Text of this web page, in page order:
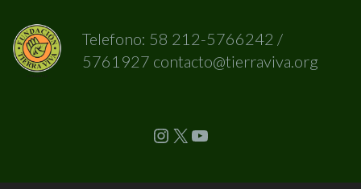
Telefono: 58 212-5766242 /
5761927 contacto@tierraviva.org
Instagram X YouTube